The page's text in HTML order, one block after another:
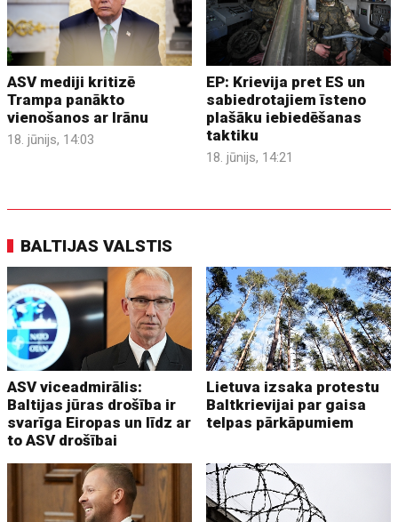
ASV mediji kritizē
Trampa panākto
vienošanos ar Irānu
18. jūnijs, 14:03
EP: Krievija pret ES un
sabiedrotajiem īsteno
plašāku iebiedēšanas
taktiku
18. jūnijs, 14:21
BALTIJAS VALSTIS
ASV viceadmirālis:
Baltijas jūras drošība ir
svarīga Eiropas un līdz ar
to ASV drošībai
Lietuva izsaka protestu
Baltkrievijai par gaisa
telpas pārkāpumiem